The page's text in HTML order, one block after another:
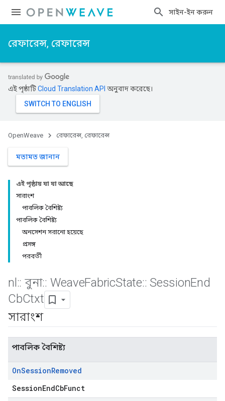
সাইন-ইন করুন
রেফারেন্স, রেফারেন্স
এই পৃষ্ঠাটিCloud Translation API অনুবাদ করেছে।
OpenWeave রেফারেন্স, রেফারেন্স
মতামত জানান
এই পৃষ্ঠায় যা যা আছে
সারাংশ
পাবলিক বৈশিষ্ট্য
পাবলিক বৈশিষ্ট্য
অনসেশন সরানো হয়েছে
প্রসঙ্গ
পরবর্তী
nl :: বুনা:: WeaveFabricState:: SessionEnd
CbCtxt
সারাংশ
পাবলিক বৈশিষ্ট্য
OnSessionRemoved
SessionEndCbFunct